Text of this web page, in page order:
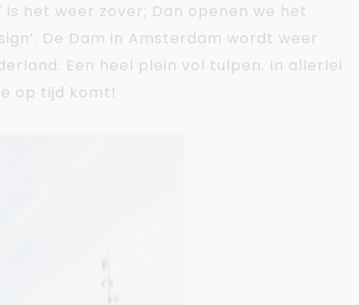
is het weer zover; Dan openen we het
De Dam in Amsterdam wordt weer
Een heel plein vol tulpen. In allerlei
op tijd komt!